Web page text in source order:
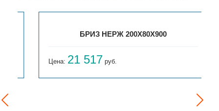
БРИЗ НЕРЖ 200Х80Х900
Цена:21 517руб.